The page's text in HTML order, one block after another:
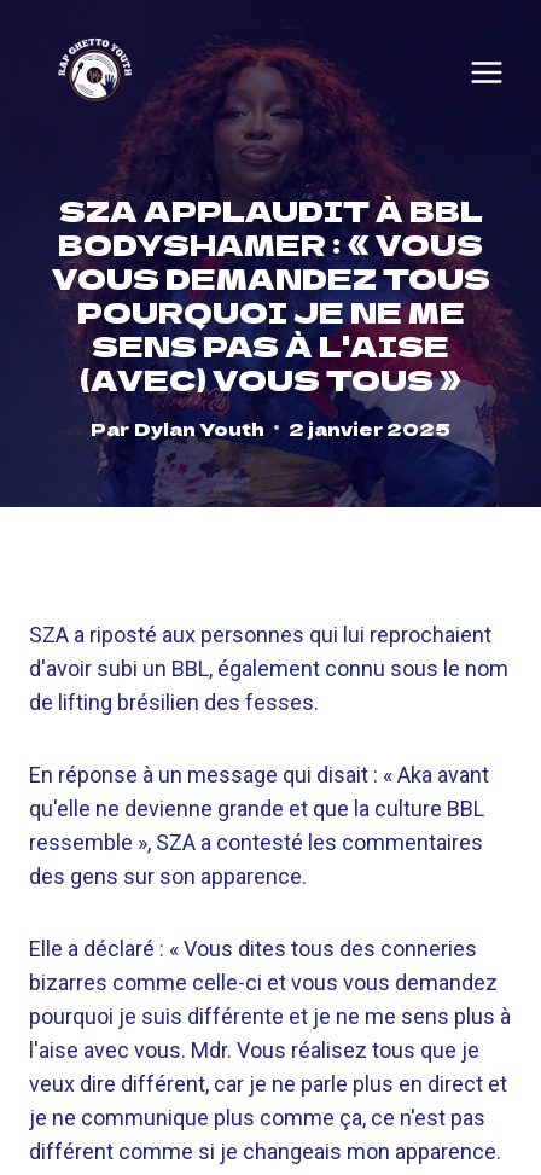
content
SZA APPLAUDIT À BBL
BODYSHAMER : « VOUS
VOUS DEMANDEZ TOUS
POURQUOI JE NE ME
SENS PAS À L'AISE
(AVEC) VOUS TOUS »
Par Dylan Youth 2 janvier 2025
SZA a riposté aux personnes qui lui reprochaient
d'avoir subi un BBL, également connu sous le nom
de lifting brésilien des fesses.
En réponse à un message qui disait : « Aka avant
qu'elle ne devienne grande et que la culture BBL
ressemble », SZA a contesté les commentaires
des gens sur son apparence.
Elle a déclaré : « Vous dites tous des conneries
bizarres comme celle-ci et vous vous demandez
pourquoi je suis différente et je ne me sens plus à
l'aise avec vous. Mdr. Vous réalisez tous que je
veux dire différent, car je ne parle plus en direct et
je ne communique plus comme ça, ce n'est pas
différent comme si je changeais mon apparence.